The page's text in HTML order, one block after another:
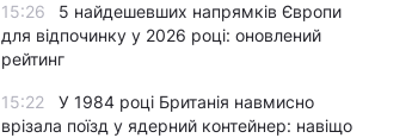
15:26
5 найдешевших напрямків Європи
для відпочинку у 2026 році: оновлений
рейтинг
15:22
У 1984 році Британія навмисно
врізала поїзд у ядерний контейнер: навіщо